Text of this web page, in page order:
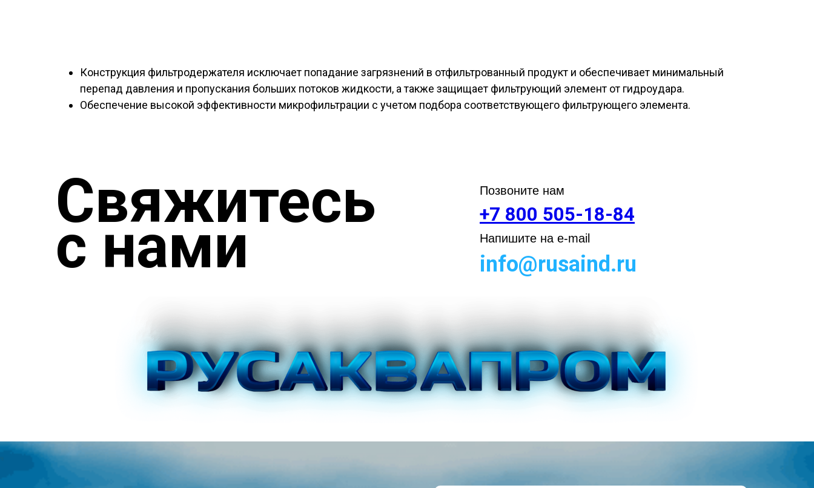
Конструкция фильтродержателя исключает попадание загрязнений в отфильтрованный продукт и обеспечивает минимальный
перепад давления и пропускания больших потоков жидкости, а также защищает фильтрующий элемент от гидроудара.
Обеспечение высокой эффективности микрофильтрации с учетом подбора соответствующего фильтрующего элемента.
Свяжитесь
с нами
Позвоните нам
+7 800 505-18-84
Напишите на e-mail
info@rusaind.ru